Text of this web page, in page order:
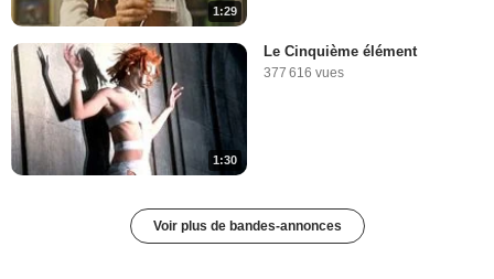
1:29
1:30
Le Cinquième élément
377 616 vues
Voir plus de bandes-annonces